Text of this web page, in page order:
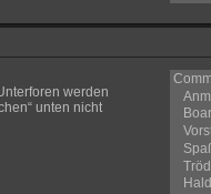
werden
unten nicht